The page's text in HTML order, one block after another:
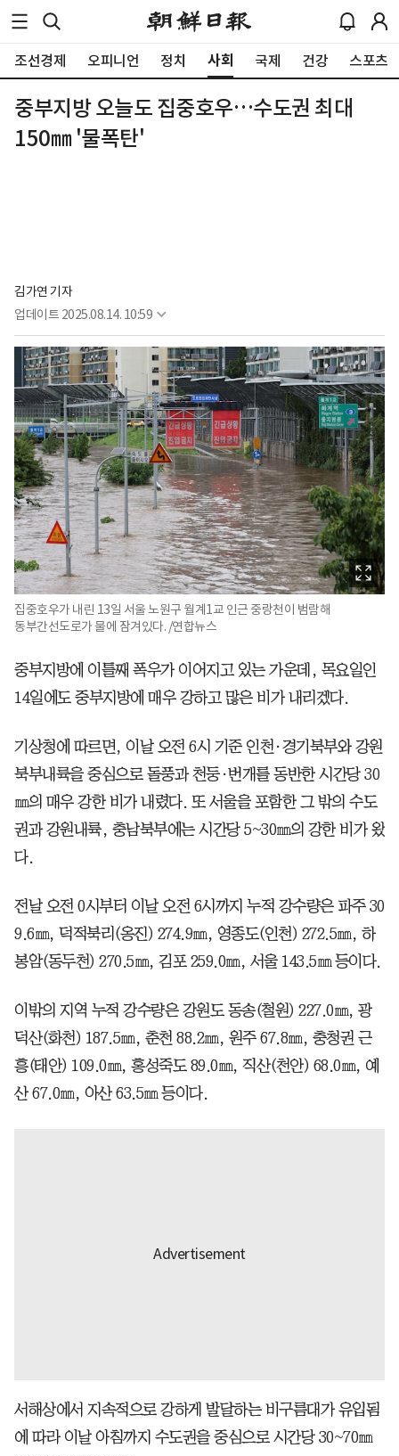
조선경제 오피니언 정치 사회 국제 건강 스포츠
중부지방 오늘도 집중호우…수도권 최대
150㎜ '물폭탄'
김가연 기자
업데이트 2025.08.14. 10:59
집중호우가 내린 13일 서울 노원구 월계1교 인근 중랑천이 범람해
동부간선도로가 물에 잠겨있다. /연합뉴스
중부지방에 이틀째 폭우가 이어지고 있는 가운데, 목요일인
14일에도 중부지방에 매우 강하고 많은 비가 내리겠다.
기상청에 따르면, 이날 오전 6시 기준 인천·경기북부와 강원
북부내륙을 중심으로 돌풍과 천둥·번개를 동반한 시간당 30
㎜의 매우 강한 비가 내렸다. 또 서울을 포함한 그 밖의 수도
권과 강원내륙, 충남북부에는 시간당 5~30㎜의 강한 비가 왔
다.
전날 오전 0시부터 이날 오전 6시까지 누적 강수량은 파주 30
9.6㎜, 덕적북리(옹진) 274.9㎜, 영종도(인천) 272.5㎜, 하
봉암(동두천) 270.5㎜, 김포 259.0㎜, 서울 143.5㎜ 등이다.
이밖의 지역 누적 강수량은 강원도 동송(철원) 227.0㎜, 광
덕산(화천) 187.5㎜, 춘천 88.2㎜, 원주 67.8㎜, 충청권 근
흥(태안) 109.0㎜, 홍성죽도 89.0㎜, 직산(천안) 68.0㎜, 예
산 67.0㎜, 아산 63.5㎜ 등이다.
서해상에서 지속적으로 강하게 발달하는 비구름대가 유입됨
에 따라 이날 아침까지 수도권을 중심으로 시간당 30~70㎜